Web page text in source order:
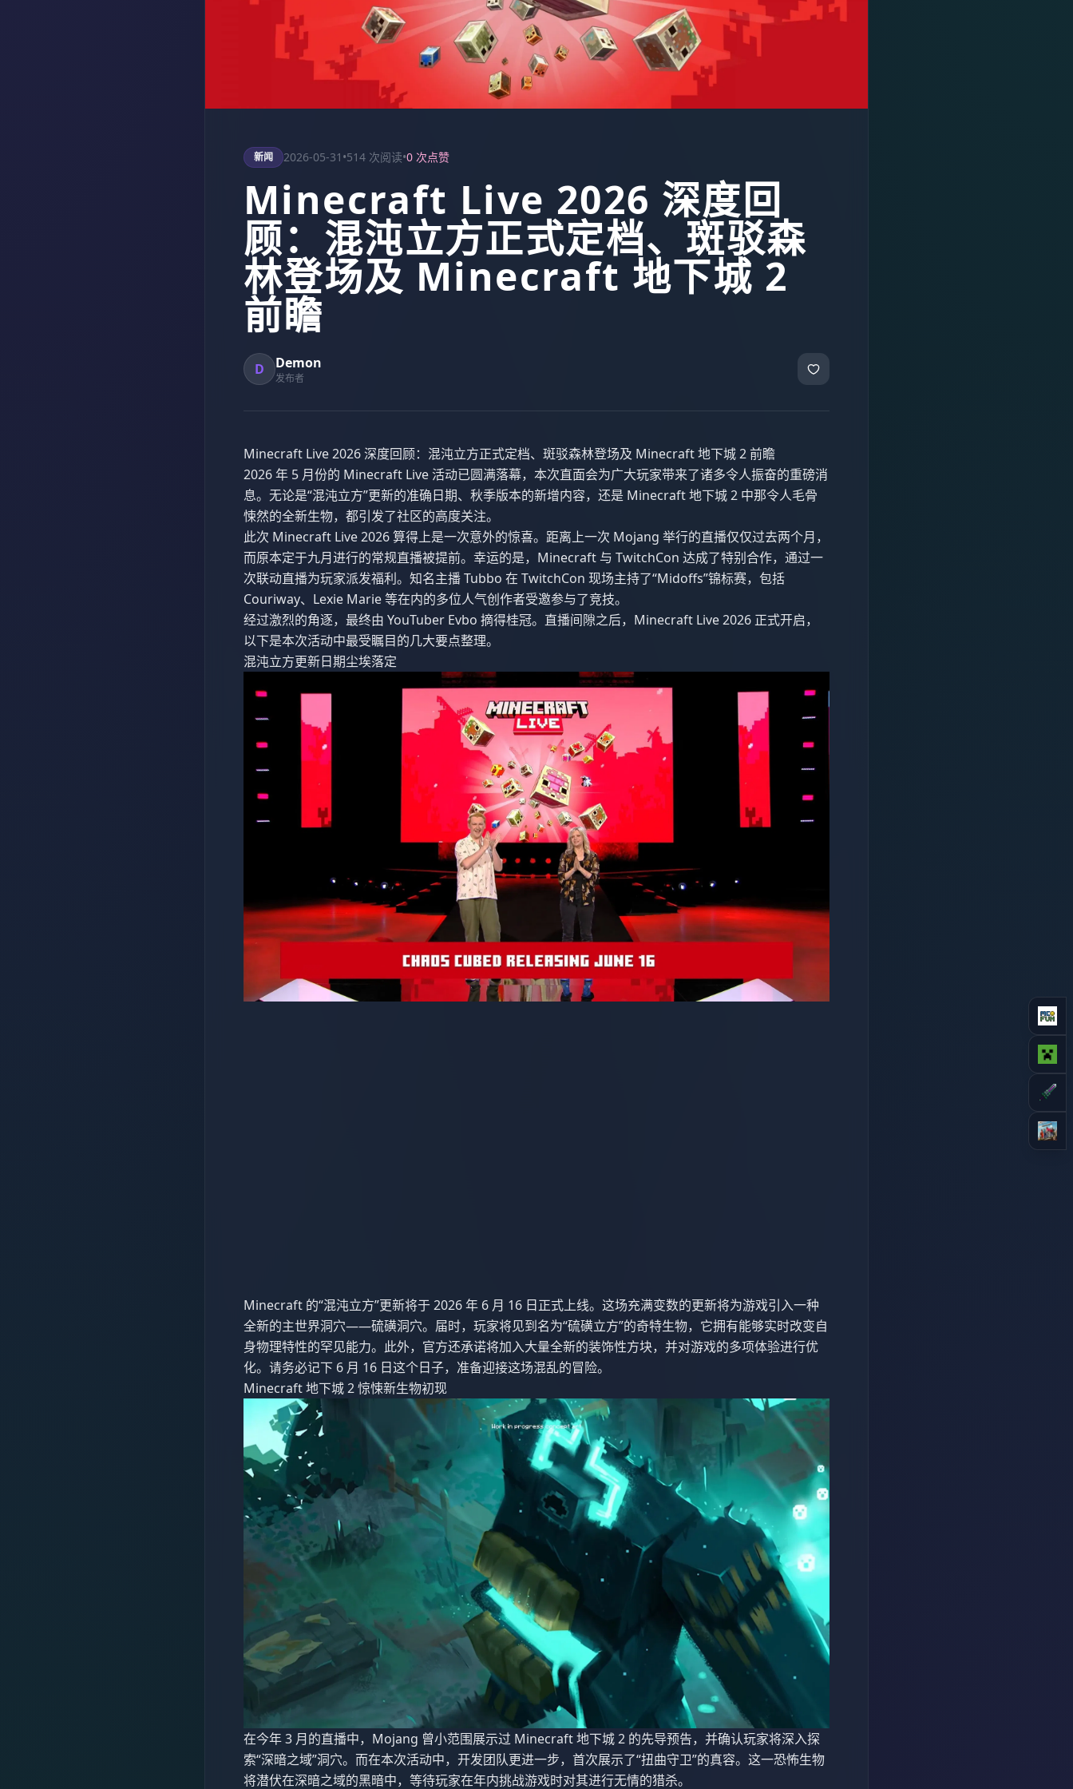
新闻 2026-05-31 •514 次阅读•0 次点赞
Minecraft Live 2026 深度回
顾：混沌立方正式定档、斑驳森
林登场及 Minecraft 地下城 2
前瞻
D Demon
发布者
Minecraft Live 2026 深度回顾：混沌立方正式定档、斑驳森林登场及 Minecraft 地下城 2 前瞻
2026 年 5 月份的 Minecraft Live 活动已圆满落幕，本次直面会为广大玩家带来了诸多令人振奋的重磅消
息。无论是“混沌立方”更新的准确日期、秋季版本的新增内容，还是 Minecraft 地下城 2 中那令人毛骨
悚然的全新生物，都引发了社区的高度关注。
此次 Minecraft Live 2026 算得上是一次意外的惊喜。距离上一次 Mojang 举行的直播仅仅过去两个月，
而原本定于九月进行的常规直播被提前。幸运的是，Minecraft 与 TwitchCon 达成了特别合作，通过一
次联动直播为玩家派发福利。知名主播 Tubbo 在 TwitchCon 现场主持了“Midoffs”锦标赛，包括
Couriway、Lexie Marie 等在内的多位人气创作者受邀参与了竞技。
经过激烈的角逐，最终由 YouTuber Evbo 摘得桂冠。直播间隙之后，Minecraft Live 2026 正式开启，
以下是本次活动中最受瞩目的几大要点整理。
混沌立方更新日期尘埃落定
Minecraft 的“混沌立方”更新将于 2026 年 6 月 16 日正式上线。这场充满变数的更新将为游戏引入一种
全新的主世界洞穴——硫磺洞穴。届时，玩家将见到名为“硫磺立方”的奇特生物，它拥有能够实时改变自
身物理特性的罕见能力。此外，官方还承诺将加入大量全新的装饰性方块，并对游戏的多项体验进行优
化。请务必记下 6 月 16 日这个日子，准备迎接这场混乱的冒险。
Minecraft 地下城 2 惊悚新生物初现
在今年 3 月的直播中，Mojang 曾小范围展示过 Minecraft 地下城 2 的先导预告，并确认玩家将深入探
索“深暗之域”洞穴。而在本次活动中，开发团队更进一步，首次展示了“扭曲守卫”的真容。这一恐怖生物
将潜伏在深暗之域的黑暗中，等待玩家在年内挑战游戏时对其进行无情的猎杀。